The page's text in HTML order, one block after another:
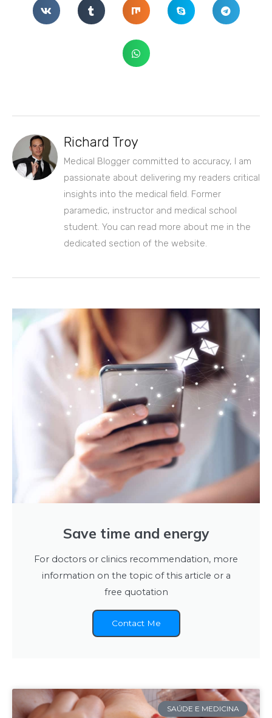
Richard Troy
Medical Blogger committed to accuracy, I am
passionate about delivering my readers critical
insights into the medical field. Former
paramedic, instructor and medical school
student. You can read more about me in the
dedicated section of the website.
Save time and energy
For doctors or clinics recommendation, more
information on the topic of this article or a
free quotation
Contact Me
SAÚDE E MEDICINA